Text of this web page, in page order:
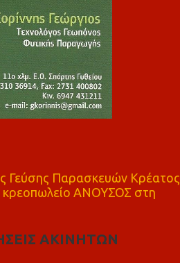
Γεύσης Παρασκευών Κρέατος
κρεοπωλείο ΑΝΟΥΣΟΣ στη
ΑΚΙΝΗΤΩΝ